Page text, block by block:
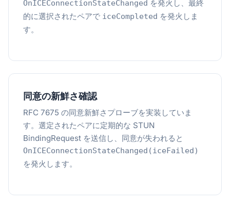
OnICEConnectionStateChanged を発火し、最終
的に選択されたペアで iceCompleted を発火しま
す。
同意の新鮮さ確認
RFC 7675 の同意新鮮さプローブを実装していま
す。選定されたペアに定期的な STUN
BindingRequest を送信し、同意が失われると
OnICEConnectionStateChanged(iceFailed)
を発火します。